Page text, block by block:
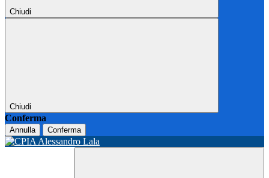
Chiudi
Chiudi
Conferma
Annulla Conferma